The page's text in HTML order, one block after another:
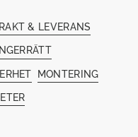
& LEVERANS
MONTERING